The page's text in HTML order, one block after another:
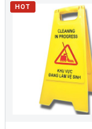
HOT